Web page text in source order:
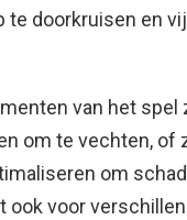
doorkruisen en
van het spel
om te vechten, of
om
ook voor